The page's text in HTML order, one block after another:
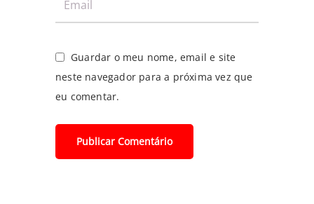
Guardar o meu nome, email e site
neste navegador para a próxima vez que
eu comentar.